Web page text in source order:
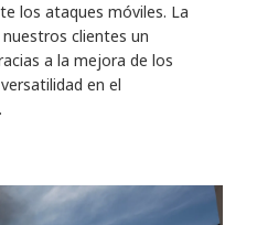
los ataques móviles. La
clientes un
a la mejora de los
en el